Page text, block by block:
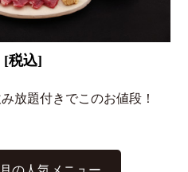
[税込]
放題付きでこのお値段！